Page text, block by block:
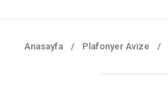
Anasayfa Plafonyer Avize